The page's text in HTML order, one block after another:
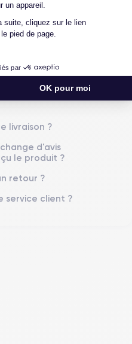
un appareil.
suite, cliquez sur le lien
pied de page.
par
OK pour moi
Fréq. processeur
Oui, minimum 15W
Nano-SIM + eSIM
Débloqué
sur les caractéristiques de ce
paiement ?
XS en
avoir passé la
livraison ?
d'avis
le produit ?
retour ?
service client ?